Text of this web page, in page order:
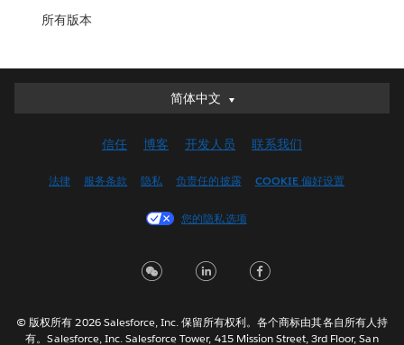
所有版本
简体中文
简体中文
English (UK)
Français (Canada)
Italiano
한국어
信任 博客 开发人员 联系我们
法律 服务条款 隐私 负责任的披露 COOKIE 偏好设置
您的隐私选项
© 版权所有 2026 Salesforce, Inc. 保留所有权利。各个商标由其各自所有人持
有。Salesforce, Inc. Salesforce Tower, 415 Mission Street, 3rd Floor, San